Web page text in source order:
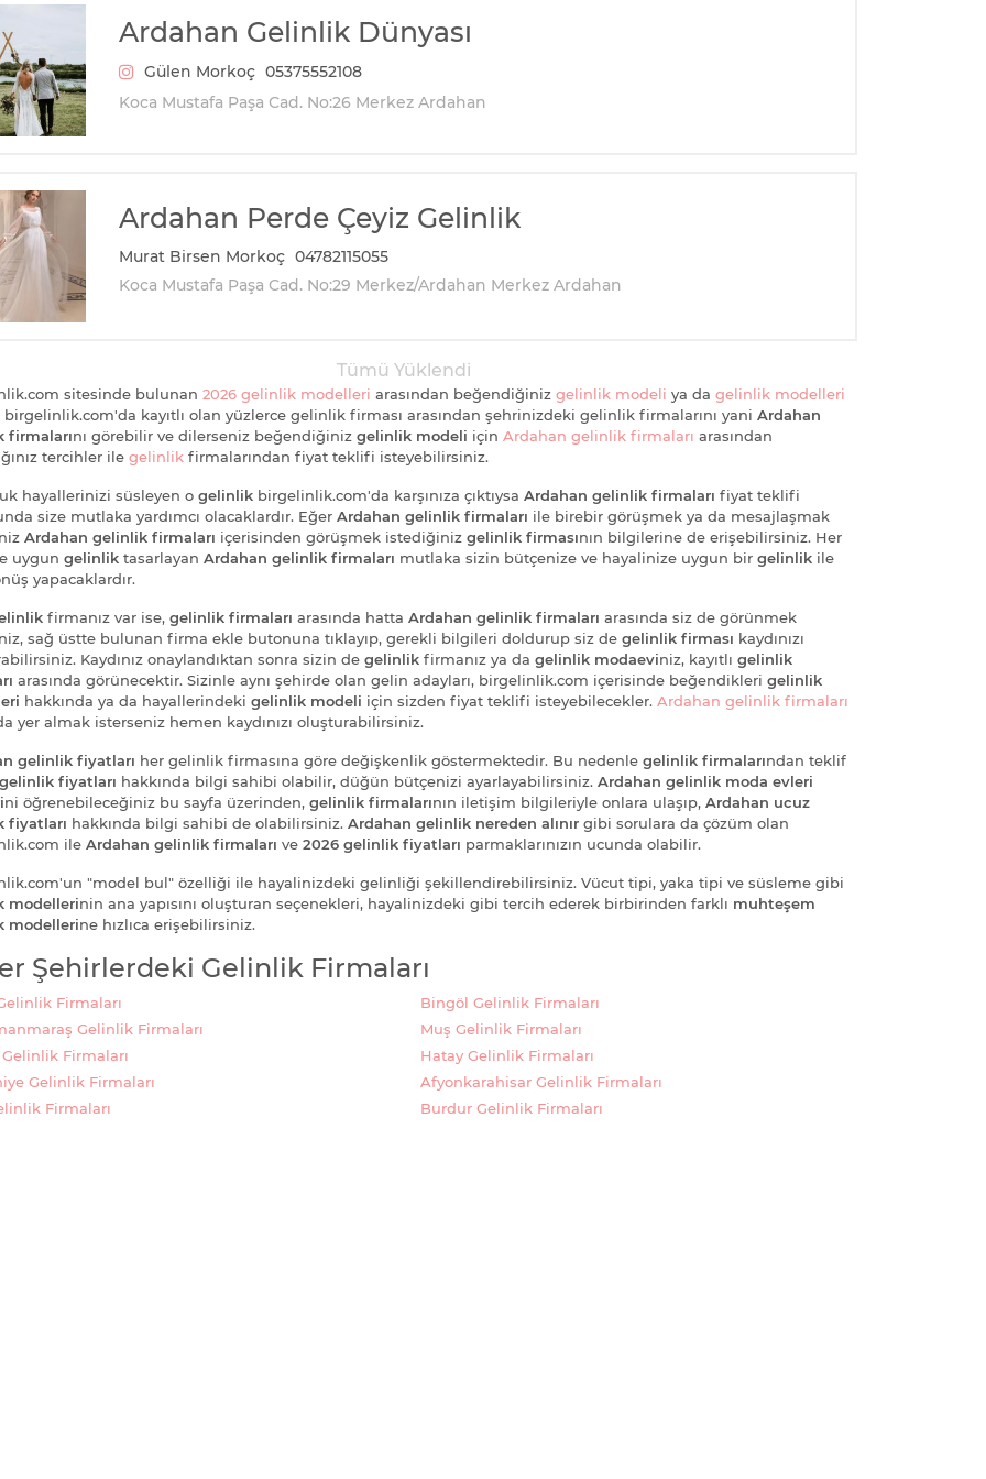
Ardahan Gelinlik Dünyası
Gülen Morkoç 05375552108
Koca Mustafa Paşa Cad. No:26 Merkez Ardahan
Ardahan Perde Çeyiz Gelinlik
Murat Birsen Morkoç 04782115055
Koca Mustafa Paşa Cad. No:29 Merkez/Ardahan Merkez Ardahan
Tümü Yüklendi
sitesinde bulunan 2026 gelinlik modelleri arasından beğendiğiniz gelinlik modeli ya da gelinlik modelleri
birgelinlik.com'da kayıtlı olan yüzlerce gelinlik firması arasından şehrinizdeki gelinlik firmalarını yani Ardahan
firmalarını görebilir ve dilerseniz beğendiğiniz gelinlik modeli için Ardahan gelinlik firmaları arasından
tercihler ile gelinlik firmalarından fiyat teklifi isteyebilirsiniz.
hayallerinizi süsleyen o gelinlik birgelinlik.com'da karşınıza çıktıysa Ardahan gelinlik firmaları fiyat teklifi
size mutlaka yardımcı olacaklardır. Eğer Ardahan gelinlik firmaları ile birebir görüşmek ya da mesajlaşmak
Ardahan gelinlik firmaları içerisinden görüşmek istediğiniz gelinlik firmasının bilgilerine de erişebilirsiniz. Her
uygun gelinlik tasarlayan Ardahan gelinlik firmaları mutlaka sizin bütçenize ve hayalinize uygun bir gelinlik ile
yapacaklardır.
firmanız var ise, gelinlik firmaları arasında hatta Ardahan gelinlik firmaları arasında siz de görünmek
sağ üstte bulunan firma ekle butonuna tıklayıp, gerekli bilgileri doldurup siz de gelinlik firması kaydınızı
Kaydınız onaylandıktan sonra sizin de gelinlik firmanız ya da gelinlik modaeviniz, kayıtlı gelinlik
arasında görünecektir. Sizinle aynı şehirde olan gelin adayları, birgelinlik.com içerisinde beğendikleri gelinlik
hakkında ya da hayallerindeki gelinlik modeli için sizden fiyat teklifi isteyebilecekler. Ardahan gelinlik firmaları
yer almak isterseniz hemen kaydınızı oluşturabilirsiniz.
gelinlik fiyatları her gelinlik firmasına göre değişkenlik göstermektedir. Bu nedenle gelinlik firmalarından teklif
gelinlik fiyatları hakkında bilgi sahibi olabilir, düğün bütçenizi ayarlayabilirsiniz. Ardahan gelinlik moda evleri
ni öğrenebileceğiniz bu sayfa üzerinden, gelinlik firmalarının iletişim bilgileriyle onlara ulaşıp, Ardahan ucuz
fiyatları hakkında bilgi sahibi de olabilirsiniz. Ardahan gelinlik nereden alınır gibi sorulara da çözüm olan
ile Ardahan gelinlik firmaları ve 2026 gelinlik fiyatları parmaklarınızın ucunda olabilir.
"model bul" özelliği ile hayalinizdeki gelinliği şekillendirebilirsiniz. Vücut tipi, yaka tipi ve süsleme gibi
modellerinin ana yapısını oluşturan seçenekleri, hayalinizdeki gibi tercih ederek birbirinden farklı muhteşem
modellerine hızlıca erişebilirsiniz.
Şehirlerdeki Gelinlik Firmaları
Firmaları
Bingöl Gelinlik Firmaları
Gelinlik Firmaları
Muş Gelinlik Firmaları
Firmaları
Hatay Gelinlik Firmaları
Gelinlik Firmaları
Afyonkarahisar Gelinlik Firmaları
Firmaları
Burdur Gelinlik Firmaları